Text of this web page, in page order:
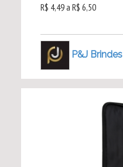
R$ 4,49 a R$ 6,50
P&J Brindes